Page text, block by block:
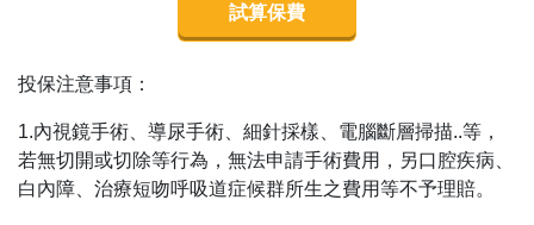
試算保費
投保注意事項：
1.內視鏡手術、導尿手術、細針採樣、電腦斷層掃描..等，
若無切開或切除等行為，無法申請手術費用，另口腔疾病、
白內障、治療短吻呼吸道症候群所生之費用等不予理賠。